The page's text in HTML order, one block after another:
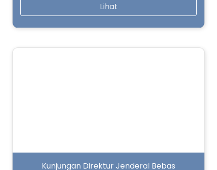
Lihat
Kunjungan Direktur Jenderal Bebas